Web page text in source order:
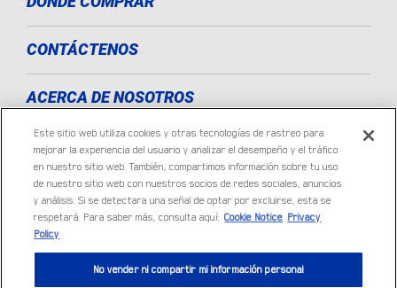
CONTÁCTENOS
ACERCA DE NOSOTROS
LISTA DE CORREO ELECTRÓNICO
PRIVACIDAD E INFORMACIÓN LEGAL
Este sitio web utiliza cookies y otras tecnologías de rastreo para
mejorar la experiencia del usuario y analizar el desempeño y el tráfico
en nuestro sitio web. También, compartimos información sobre tu uso
de nuestro sitio web con nuestros socios de redes sociales, anuncios
y análisis. Si se detectara una señal de optar por excluirse, esta se
respetará. Para saber más, consulta aquí: Cookie Notice Privacy
Policy
No vender ni compartir mi información personal